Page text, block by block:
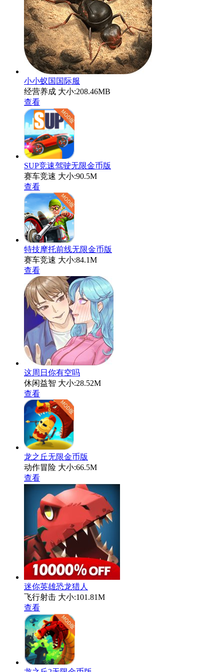
小小蚁国国际服
经营养成 大小:208.46MB
查看
SUP竞速驾驶无限金币版
赛车竞速 大小:90.5M
查看
特技摩托前线无限金币版
赛车竞速 大小:84.1M
查看
这周日你有空吗
休闲益智 大小:28.52M
查看
龙之丘无限金币版
动作冒险 大小:66.5M
查看
迷你英雄恐龙猎人
飞行射击 大小:101.81M
查看